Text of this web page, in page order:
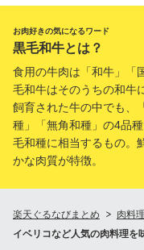
お肉好きの気になるワード
黒毛和牛とは？
食用の牛肉は「和牛」「
毛和牛はそのうちの和牛
飼育された牛の中でも、
種」「無角和種」の4品
毛和種に相当するもの。
かな肉質が特徴。
楽天ぐるなびまとめ 肉料理
イベリコなど人気の肉料理を